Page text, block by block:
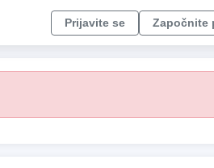
Prijavite se Započnite